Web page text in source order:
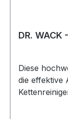
DR.
Diese
die effektive